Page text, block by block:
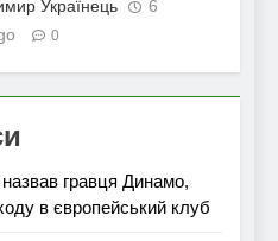
Українець
6
0
гравця Динамо,
в європейський клуб